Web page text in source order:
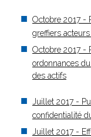
Octobre 2017 -
greffiers
Octobre 2017 -
ordonnances
des actifs
Juillet 2017 -
confidentialité
Juillet 2017 -